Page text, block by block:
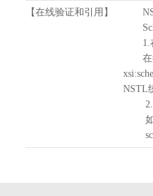
【在线验证和引用】
1.
在待
NSTL
2.
如需